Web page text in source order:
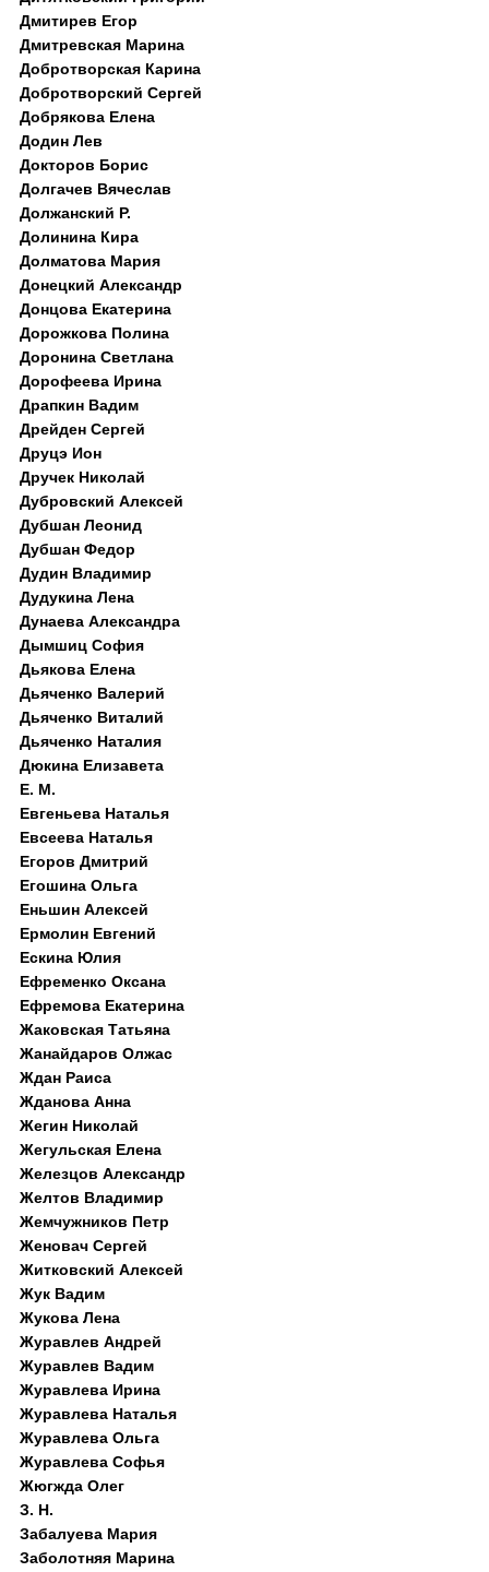
Дмитирев Егор
Дмитревская Марина
Добротворская Карина
Добротворский Сергей
Добрякова Елена
Додин Лев
Докторов Борис
Долгачев Вячеслав
Должанский Р.
Долинина Кира
Долматова Мария
Донецкий Александр
Донцова Екатерина
Дорожкова Полина
Доронина Светлана
Дорофеева Ирина
Драпкин Вадим
Дрейден Сергей
Друцэ Ион
Дручек Николай
Дубровский Алексей
Дубшан Леонид
Дубшан Федор
Дудин Владимир
Дудукина Лена
Дунаева Александра
Дымшиц София
Дьякова Елена
Дьяченко Валерий
Дьяченко Виталий
Дьяченко Наталия
Дюкина Елизавета
Е. М.
Евгеньева Наталья
Евсеева Наталья
Егоров Дмитрий
Егошина Ольга
Еньшин Алексей
Ермолин Евгений
Ескина Юлия
Ефременко Оксана
Ефремова Екатерина
Жаковская Татьяна
Жанайдаров Олжас
Ждан Раиса
Жданова Анна
Жегин Николай
Жегульская Елена
Железцов Александр
Желтов Владимир
Жемчужников Петр
Женовач Сергей
Житковский Алексей
Жук Вадим
Жукова Лена
Журавлев Андрей
Журавлев Вадим
Журавлева Ирина
Журавлева Наталья
Журавлева Ольга
Журавлева Софья
Жюгжда Олег
З. Н.
Забалуева Мария
Заболотняя Марина